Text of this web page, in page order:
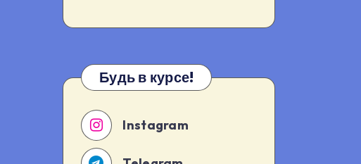
Будь в курсе!
Instagram